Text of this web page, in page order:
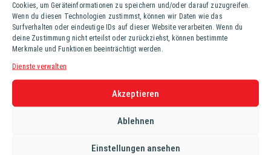
Cookies, um Geräteinformationen zu speichern und/oder darauf zuzugreifen.
Wenn du diesen Technologien zustimmst, können wir Daten wie das
Surfverhalten oder eindeutige IDs auf dieser Website verarbeiten. Wenn du
deine Zustimmung nicht erteilst oder zurückziehst, können bestimmte
Merkmale und Funktionen beeinträchtigt werden.
Dienste verwalten
Akzeptieren
Ablehnen
Einstellungen ansehen
Das Ettl Helles ist ein mildes, leicht süßliches und
erfrischendes Vollbier. Es hat eine goldgelbe Farbe, eine
dezente Malznote und eine sehr sanfte Hopfenbittere, die
es sehr süffig macht.
Alkoholgehalt: 4,8%
Service